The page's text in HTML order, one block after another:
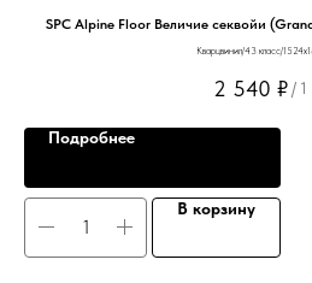
SPC Alpine Floor Величие секвойи
Кварцвинил/43 класс/
2 540 ₽/ 1
Подробнее
В корзину